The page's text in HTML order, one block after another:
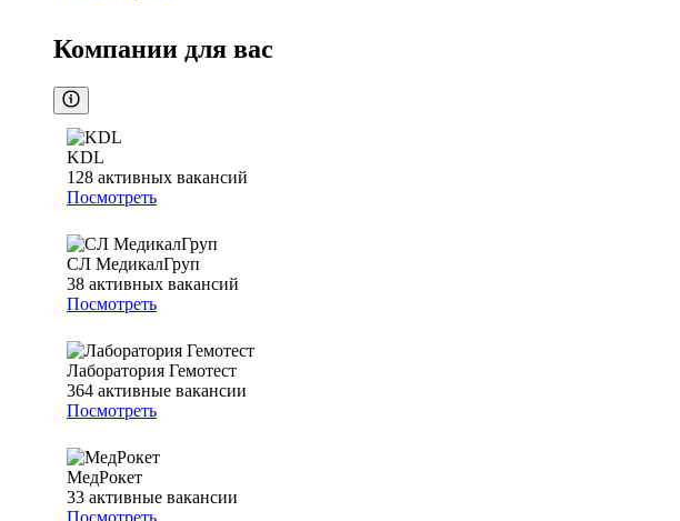
Компании для вас
KDL
128 активных вакансий
Посмотреть
СЛ МедикалГруп
38 активных вакансий
Посмотреть
Лаборатория Гемотест
364 активные вакансии
Посмотреть
МедРокет
33 активные вакансии